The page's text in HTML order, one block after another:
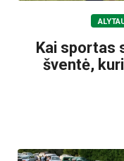
Kai sportas
šventė,